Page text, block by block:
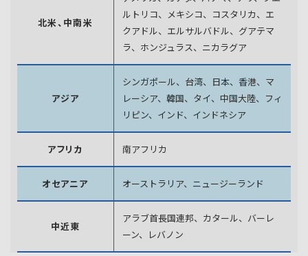
北米、中南米
ルトリコ、メキシコ、 コスタリカ、エ
クアドル、エルサルバドル、グアテマ
ラ、 ホンジュラス、ニカラグア
アジア
シンガポール、台湾、日本、香港、マ
レーシア、韓国、 タイ、中国大陸、フィ
リピン、インド、インドネシア
アフリカ 南アフリカ
オセアニア オーストラリア、ニュージーランド
中近東
アラブ首長国連邦、カタール、バーレ
ーン、レバノン